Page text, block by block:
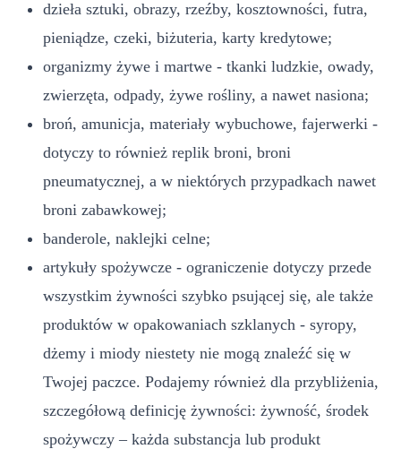
dzieła sztuki, obrazy, rzeźby, kosztowności, futra,
pieniądze, czeki, biżuteria, karty kredytowe;
organizmy żywe i martwe - tkanki ludzkie, owady,
zwierzęta, odpady, żywe rośliny, a nawet nasiona;
broń, amunicja, materiały wybuchowe, fajerwerki -
dotyczy to również replik broni, broni
pneumatycznej, a w niektórych przypadkach nawet
broni zabawkowej;
banderole, naklejki celne;
artykuły spożywcze - ograniczenie dotyczy przede
wszystkim żywności szybko psującej się, ale także
produktów w opakowaniach szklanych - syropy,
dżemy i miody niestety nie mogą znaleźć się w
Twojej paczce. Podajemy również dla przybliżenia,
szczegółową definicję żywności: żywność, środek
spożywczy – każda substancja lub produkt